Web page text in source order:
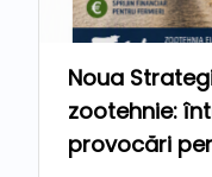
Noua
zootehnie:
provocări